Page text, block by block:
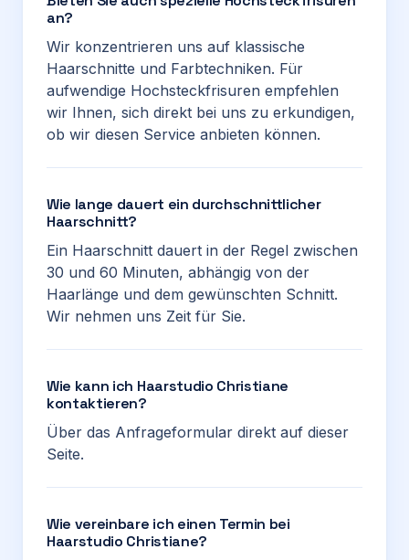
an?
Wir konzentrieren uns auf klassische
Haarschnitte und Farbtechniken. Für
aufwendige Hochsteckfrisuren empfehlen
wir Ihnen, sich direkt bei uns zu erkundigen,
ob wir diesen Service anbieten können.
Wie lange dauert ein durchschnittlicher
Haarschnitt?
Ein Haarschnitt dauert in der Regel zwischen
30 und 60 Minuten, abhängig von der
Haarlänge und dem gewünschten Schnitt.
Wir nehmen uns Zeit für Sie.
Wie kann ich Haarstudio Christiane
kontaktieren?
Über das Anfrageformular direkt auf dieser
Seite.
Wie vereinbare ich einen Termin bei
Haarstudio Christiane?